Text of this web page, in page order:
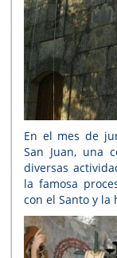
En el mes de
San Juan, una
diversas
la famosa
con el Santo y la